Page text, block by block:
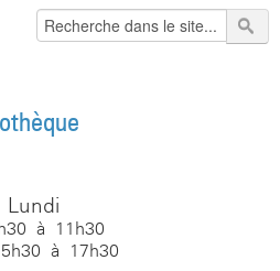
Lundi
à 11h30
à 17h30